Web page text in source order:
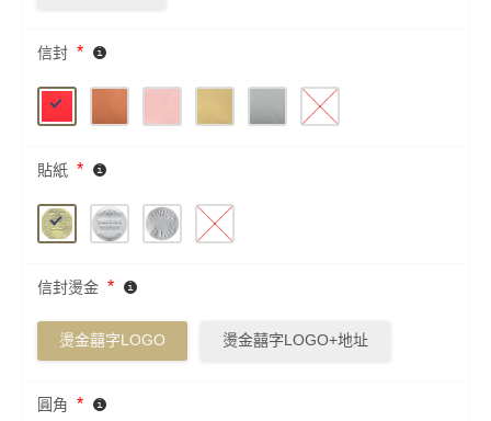
信封 *
貼紙 *
信封燙金 *
燙金囍字LOGO 燙金囍字LOGO+地址
圓角 *